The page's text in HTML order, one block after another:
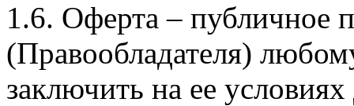
1.6. Оферта – публичное
(Правообладателя)
заключить на ее